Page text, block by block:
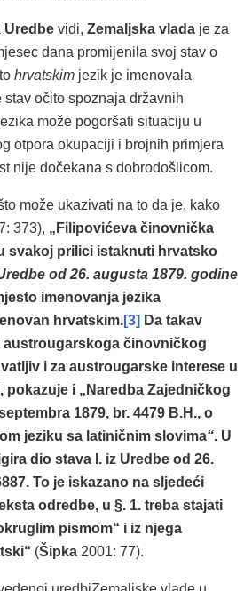
Uredbe vidi, Zemaljska vlada je za
dana promijenila svoj stav o
hrvatskim jezik je imenovala
stav očito spoznaja državnih
može pogoršati situaciju u
otpora okupaciji i brojnih primjera
nije dočekana s dobrodošlicom.
može ukazivati na to da je, kako
373), „Filipovićeva činovnička
svakoj prilici istaknuti hrvatsko
od 26. augusta 1879. godine
imenovanja jezika
hrvatskim.[3] Da takav
austrougarskoga činovničkog
i za austrougarske interese u
pokazuje i „Naredba Zajedničkog
1879, br. 4479 B.H., o
jeziku sa latiničnim slovima“. U
dio stava I. iz Uredbe od 26.
To je iskazano na sljedeći
odredbe, u §. 1. treba stajati
pismom“ i iz njega
(Šipka 2001: 77).